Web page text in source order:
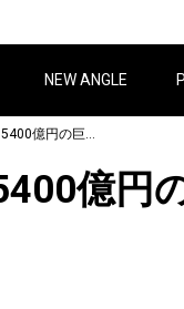
NEW ANGLE
名鉄再開発、5400億円の巨大プロジェクトが異例の停止…建設バブル崩壊の足音か
億円